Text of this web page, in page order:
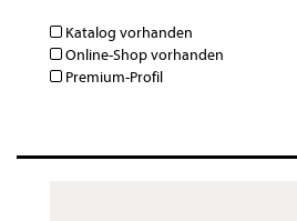
Katalog vorhanden
Online-Shop vorhanden
Premium-Profil